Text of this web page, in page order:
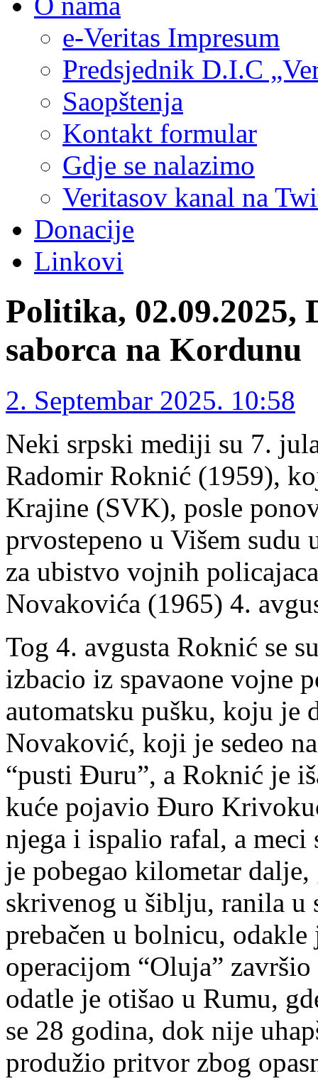
e-Veritas Impresum
Predsjednik D.I.C
Saopštenja
Kontakt formular
Gdje se nalazimo
Veritasov kanal na
Donacije
Linkovi
Politika, 02.09.2025,
saborca na Kordunu
2. Septembar 2025. 10:58
Neki srpski mediji su 7.
Radomir Roknić (1959),
Krajine (SVK), posle
prvostepeno u Višem sudu
za ubistvo vojnih
Novakovića (1965) 4.
Tog 4. avgusta Roknić se
izbacio iz spavaone vojne
automatsku pušku, koju je
Novaković, koji je sedeo
“pusti Đuru”, a Roknić je
kuće pojavio Đuro
njega i ispalio rafal, a
je pobegao kilometar
skrivenog u šiblju, ranila
prebačen u bolnicu,
operacijom “Oluja”
odatle je otišao u Rumu,
se 28 godina, dok nije
produžio pritvor zbog